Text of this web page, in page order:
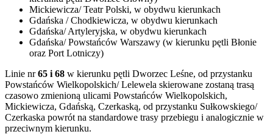
Mickiewicza/ Teatr Polski, w obydwu kierunkach
Gdańska / Chodkiewicza, w obydwu kierunkach
Gdańska/ Artyleryjska, w obydwu kierunkach
Gdańska/ Powstańców Warszawy (w kierunku pętli Błonie
oraz Port Lotniczy)
Linie nr65 i 68 w kierunku pętli Dworzec Leśne, od przystanku
Powstańców Wielkopolskich/ Lelewela skierowane zostaną trasą
czasowo zmienioną ulicami Powstańców Wielkopolskich,
Mickiewicza, Gdańską, Czerkaską, od przystanku Sułkowskiego/
Czerkaska powrót na standardowe trasy przebiegu i analogicznie w
przeciwnym kierunku.